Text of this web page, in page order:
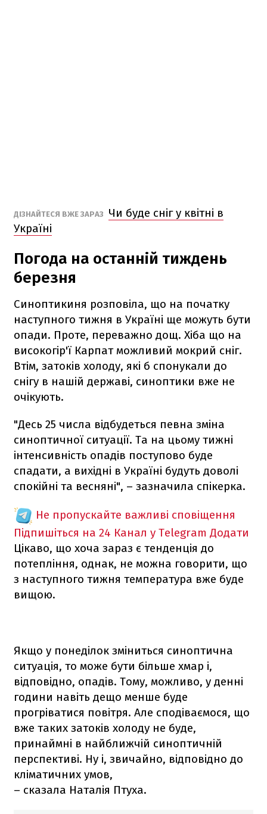
ДІЗНАЙТЕСЯ ВЖЕ ЗАРАЗ
Чи буде сніг у квітні в
Україні
Погода на останній тиждень
березня
Синоптикиня розповіла, що на початку
наступного тижня в Україні ще можуть бути
опади. Проте, переважно дощ. Хіба що на
високогір'ї Карпат можливий мокрий сніг.
Втім, затоків холоду, які б спонукали до
снігу в нашій державі, синоптики вже не
очікують.
"Десь 25 числа відбудеться певна зміна
синоптичної ситуації. Та на цьому тижні
інтенсивність опадів поступово буде
спадати, а вихідні в Україні будуть доволі
спокійні та весняні", – зазначила спікерка.
Не пропускайте важливі сповіщення
Підпишіться на 24 Канал у Telegram Додати
Цікаво, що хоча зараз є тенденція до
потепління, однак, не можна говорити, що
з наступного тижня температура вже буде
вищою.
Якщо у понеділок зміниться синоптична
ситуація, то може бути більше хмар і,
відповідно, опадів. Тому, можливо, у денні
години навіть дещо менше буде
прогріватися повітря. Але сподіваємося, що
вже таких затоків холоду не буде,
принаймні в найближчій синоптичній
перспективі. Ну і, звичайно, відповідно до
кліматичних умов,
– сказала Наталія Птуха.